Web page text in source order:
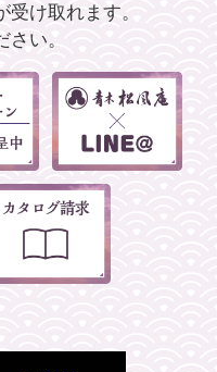
け取れます。
い。